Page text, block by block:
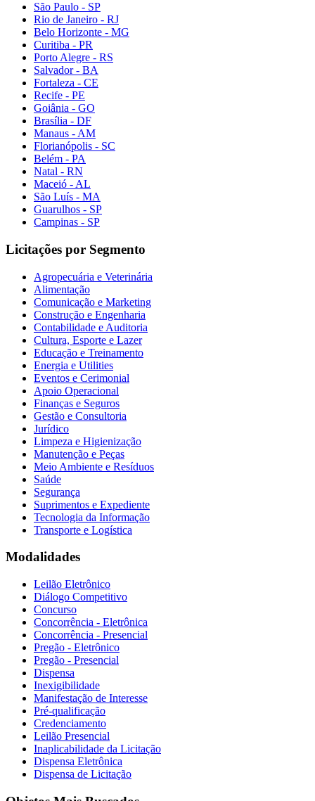
São Paulo - SP
Rio de Janeiro - RJ
Belo Horizonte - MG
Curitiba - PR
Porto Alegre - RS
Salvador - BA
Fortaleza - CE
Recife - PE
Goiânia - GO
Brasília - DF
Manaus - AM
Florianópolis - SC
Belém - PA
Natal - RN
Maceió - AL
São Luís - MA
Guarulhos - SP
Campinas - SP
Licitações por Segmento
Agropecuária e Veterinária
Alimentação
Comunicação e Marketing
Construção e Engenharia
Contabilidade e Auditoria
Cultura, Esporte e Lazer
Educação e Treinamento
Energia e Utilities
Eventos e Cerimonial
Apoio Operacional
Finanças e Seguros
Gestão e Consultoria
Jurídico
Limpeza e Higienização
Manutenção e Peças
Meio Ambiente e Resíduos
Saúde
Segurança
Suprimentos e Expediente
Tecnologia da Informação
Transporte e Logística
Modalidades
Leilão Eletrônico
Diálogo Competitivo
Concurso
Concorrência - Eletrônica
Concorrência - Presencial
Pregão - Eletrônico
Pregão - Presencial
Dispensa
Inexigibilidade
Manifestação de Interesse
Pré-qualificação
Credenciamento
Leilão Presencial
Inaplicabilidade da Licitação
Dispensa Eletrônica
Dispensa de Licitação